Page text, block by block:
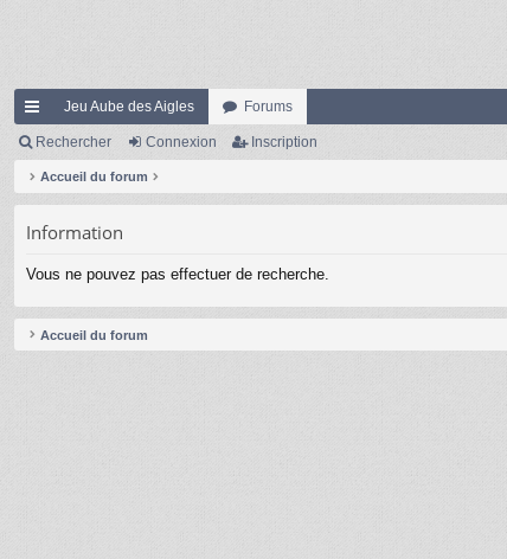
ac
co
s
Jeu Aube des Aigles Forums
Rechercher Connexion Inscription
Accueil du forum
Information
Vous ne pouvez pas effectuer de recherche.
Accueil du forum